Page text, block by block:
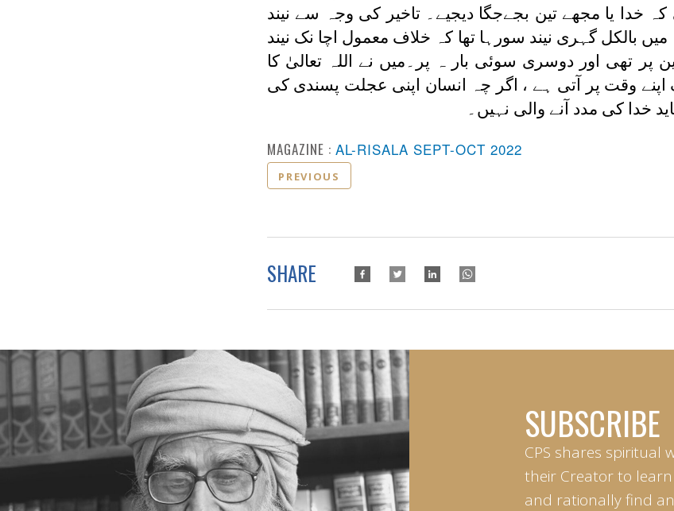
خدا یا مجھے تین بجےجگا دیجیے۔ تاخیر کی وجہ سے نیند
بالکل گہری نیند سورہا تھا کہ خلاف معمول اچا نک نیند
تھی اور دوسری سوئی بار ہ پر۔میں نے اللہ تعالیٰ کا
اپنے وقت پر آتی ہے ، اگر چہ انسان اپنی عجلت پسندی کی
خدا کی مدد آنے والی نہیں۔
MAGAZINE : AL-RISALA SEPT-OCT 2022
PREVIOUS
SHARE
SUBSCRIBE
CPS shares spiritual
their Creator to
and rationally find